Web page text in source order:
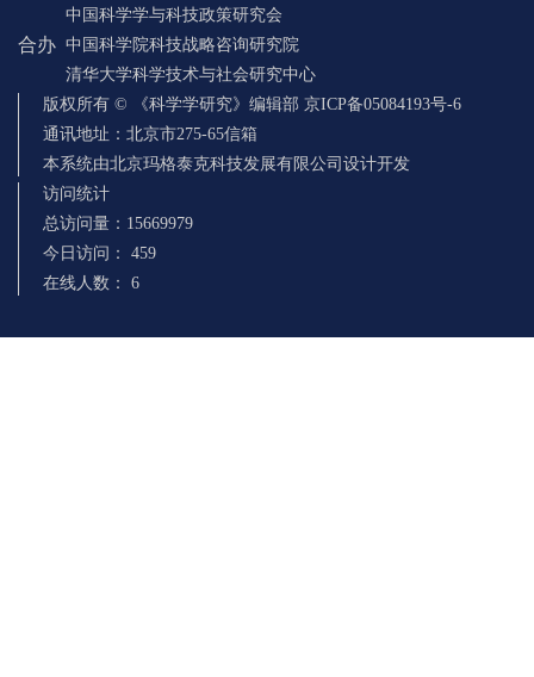
合办
中国科学学与科技政策研究会
中国科学院科技战略咨询研究院
清华大学科学技术与社会研究中心
版权所有 © 《科学学研究》编辑部 京ICP备05084193号-6
通讯地址：北京市275-65信箱
本系统由北京玛格泰克科技发展有限公司设计开发
访问统计
总访问量： 15669979
今日访问： 459
在线人数： 6